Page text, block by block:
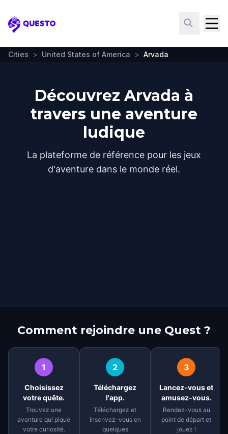
Questo
Cities > United States of America > Arvada
Découvrez Arvada à
travers une aventure
ludique
La plateforme de référence pour les jeux
d'aventure dans le monde réel.
Comment rejoindre une Quest ?
1
Choisissez
votre quête.
Trouvez une
aventure qui pique
votre curiosité.
2
Téléchargez
l'app.
Téléchargez et
inscrivez-vous en
quelques
3
Lancez-vous et
amusez-vous.
Rendez-vous au
point de départ et
jouez !